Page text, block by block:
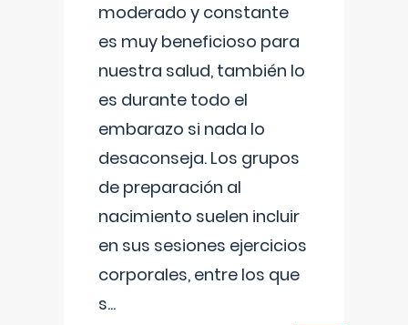
moderado y constante
es muy beneficioso para
nuestra salud, también lo
es durante todo el
embarazo si nada lo
desaconseja. Los grupos
de preparación al
nacimiento suelen incluir
en sus sesiones ejercicios
corporales, entre los que
s...